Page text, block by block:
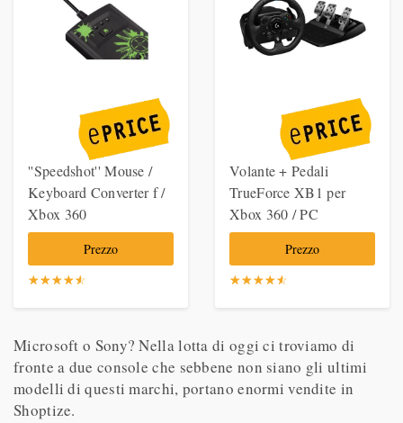
''Speedshot'' Mouse /
Keyboard Converter f /
Xbox 360
Prezzo
☆☆☆☆☆
★★★★★
Volante + Pedali
TrueForce XB1 per
Xbox 360 / PC
Prezzo
☆☆☆☆☆
★★★★★
Microsoft o Sony? Nella lotta di oggi ci troviamo di
fronte a due console che sebbene non siano gli ultimi
modelli di questi marchi, portano enormi vendite in
Shoptize.